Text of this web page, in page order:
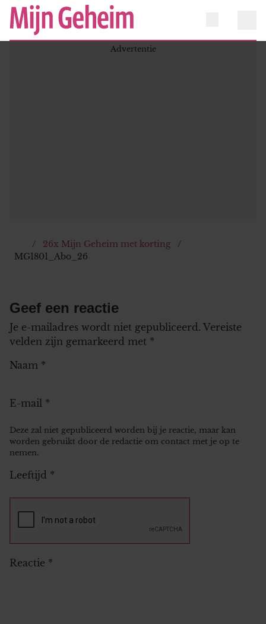
26x Mijn Geheim met korting
MG1801_Abo_26
Geef een reactie
Je e-mailadres wordt niet gepubliceerd. Vereiste
velden zijn gemarkeerd met *
Naam *
E-mail *
Deze zal niet gepubliceerd worden bij je reactie, maar kan
worden gebruikt door de redactie om contact met je op te
nemen.
Leeftijd *
Reactie *